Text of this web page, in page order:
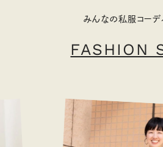
みんなの私服コーデ
FASHION